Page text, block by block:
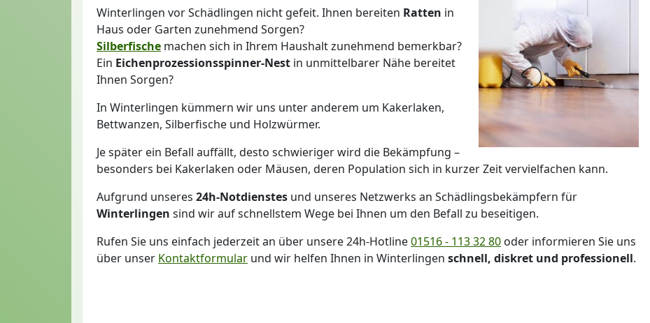
Winterlingen vor Schädlingen nicht gefeit. Ihnen bereiten Ratten in
Haus oder Garten zunehmend Sorgen?
Silberfische machen sich in Ihrem Haushalt zunehmend bemerkbar?
Ein Eichenprozessionsspinner-Nest in unmittelbarer Nähe bereitet
Ihnen Sorgen?
In Winterlingen kümmern wir uns unter anderem um Kakerlaken,
Bettwanzen, Silberfische und Holzwürmer.
Je später ein Befall auffällt, desto schwieriger wird die Bekämpfung –
besonders bei Kakerlaken oder Mäusen, deren Population sich in kurzer Zeit vervielfachen kann.
Aufgrund unseres 24h-Notdienstes und unseres Netzwerks an Schädlingsbekämpfern für
Winterlingen sind wir auf schnellstem Wege bei Ihnen um den Befall zu beseitigen.
Rufen Sie uns einfach jederzeit an über unsere 24h-Hotline01516 - 113 32 80 oder informieren Sie uns
über unser Kontaktformular und wir helfen Ihnen in Winterlingen schnell, diskret und professionell.